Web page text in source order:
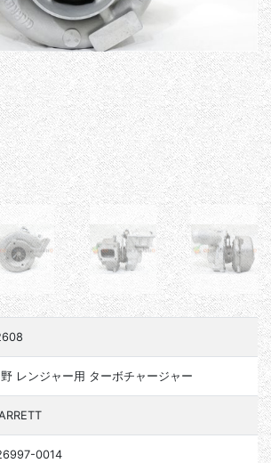
野 レンジャー用 ターボチャージャー
0014